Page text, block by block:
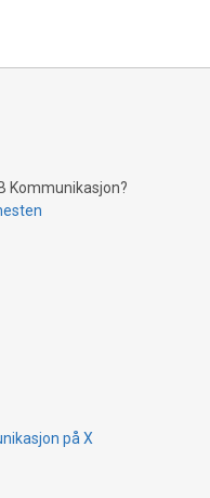
Kommunikasjon?
på X